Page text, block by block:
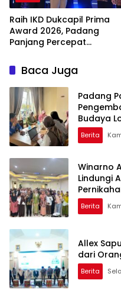
Raih IKD Dukcapil Prima
Award 2026, Padang
Panjang Percepat
PublikBaca Juga
Padang
Budaya
Berita
Winarno
Lindungi
Berita
Allex
dari
Berita